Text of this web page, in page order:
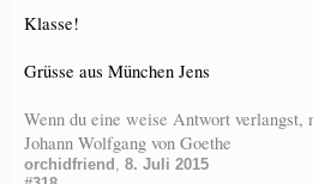
Klasse!
Grüsse aus München Jens
Wenn du eine weise Antwort verlangst,
Johann Wolfgang von Goethe
orchidfriend , 8. Juli 2015